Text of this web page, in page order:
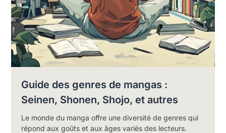
Guide des genres de mangas :
Seinen, Shonen, Shojo, et autres
Le monde du manga offre une diversité de genres qui
répond aux goûts et aux âges variés des lecteurs.